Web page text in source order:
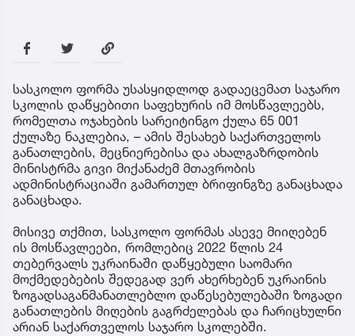
სასკოლო ფორმა უსასყიდლოდ გადაეცემათ საჯარო
სკოლის დაწყებითი საფეხურის იმ მოსწავლეებს,
რომელთა ოჯახების სარეიტინგო ქულა 65 001
ქულაზე ნაკლებია, – ამის შესახებ საქართველოს
განათლების, მეცნიერებისა და ახალგაზრდობის
მინისტრმა გივი მიქანაძემ მთავრობის
ადმინისტრაციაში გამართულ ბრიფინგზე განაცხადა
განაცხადა.
მისივე თქმით, სასკოლო ფორმას ასევე მიიღებენ
ის მოსწავლეები, რომლებიც 2022 წლის 24
თებერვალს უკრაინაში დაწყებული საომარი
მოქმედებების შედეგად ვერ ახერხებენ უკრაინის
ზოგადსაგანმანათლებლო დაწესებულებაში ზოგადი
განათლების მიღების გაგრძელებას და ჩარიცხულნი
არიან საქართველოს საჯარო სკოლებში.